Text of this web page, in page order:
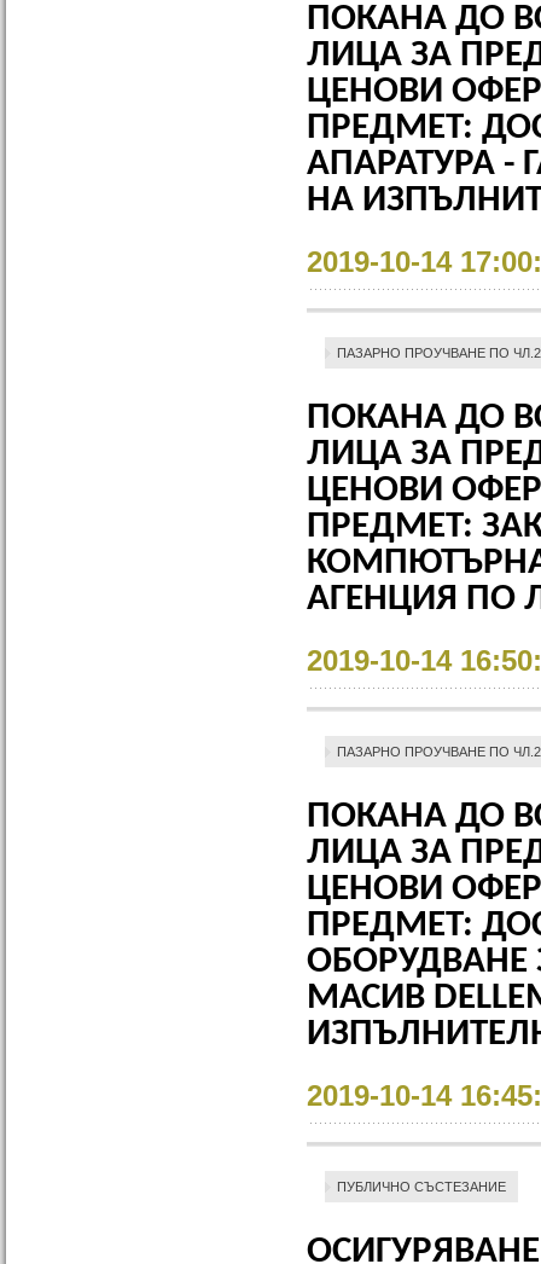
ПОКАНА ДО
ЛИЦА ЗА
ЦЕНОВИ
ПРЕДМЕТ:
АПАРАТУРА -
НА
2019-10-14
ПАЗАРНО ПРОУЧВАНЕ ПО
ПОКАНА ДО
ЛИЦА ЗА
ЦЕНОВИ
ПРЕДМЕТ:
АГЕНЦИЯ ПО
2019-10-14
ПАЗАРНО ПРОУЧВАНЕ ПО
ПОКАНА ДО
ЛИЦА ЗА
ЦЕНОВИ
ПРЕДМЕТ:
ОБОРУДВАНЕ
МАСИВ
2019-10-14
ПУБЛИЧНО СЪСТЕЗАНИЕ